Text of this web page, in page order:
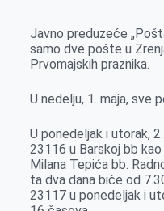
b
o
k
e
n
e
e
d
n
Javno preduzeće
samo dve pošte u
Prvomajskih praznika.
U nedelju, 1. maja, sve
U ponedeljak i utorak,
23116 u Barskoj bb
Milana Tepića bb.
ta dva dana biće od
23117 u ponedeljak i